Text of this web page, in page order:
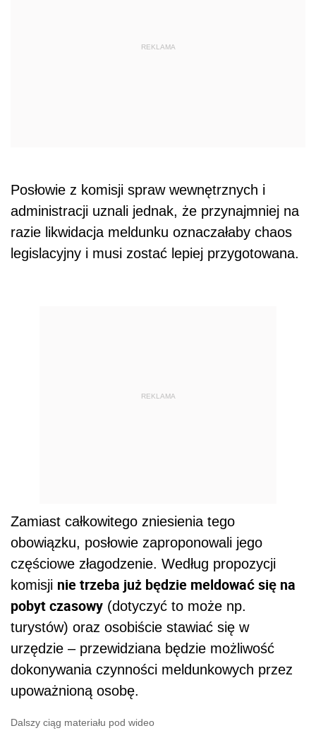
REKLAMA
Posłowie z komisji spraw wewnętrznych i
administracji uznali jednak, że przynajmniej na
razie likwidacja meldunku oznaczałaby chaos
legislacyjny i musi zostać lepiej przygotowana.
REKLAMA
Zamiast całkowitego zniesienia tego
obowiązku, posłowie zaproponowali jego
częściowe złagodzenie. Według propozycji
komisji nie trzeba już będzie meldować się na
pobyt czasowy (dotyczyć to może np.
turystów) oraz osobiście stawiać się w
urzędzie – przewidziana będzie możliwość
dokonywania czynności meldunkowych przez
upoważnioną osobę.
Dalszy ciąg materiału pod wideo